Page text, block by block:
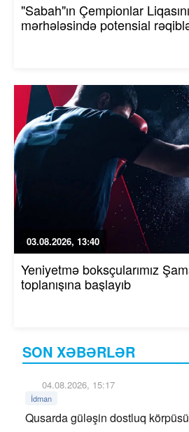
SON XƏBƏRLƏR
04.08.2026, 15:17
İdman
Qusarda güləşin dostluq körpüsü
"Sabah"ın Çempionlar
mərhələsində potensial
03.08.2026, 13:40
Yeniyetmə boksçularımız
toplanışına başlayıb